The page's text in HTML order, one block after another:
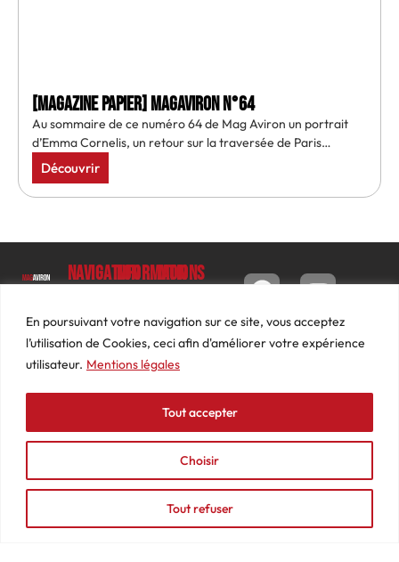
En poursuivant votre navigation sur ce site, vous acceptez
l’utilisation de Cookies, ceci afin d'améliorer votre expérience
utilisateur. Mentions légales
Choisir
Tout refuser
Tout accepter
[MAGAZINE PAPIER] MAGAVIRON N°64
Au sommaire de ce numéro 64 de Mag Aviron un portrait
d’Emma Cornelis, un retour sur la traversée de Paris…
Découvrir
Luc
Barbier
69640
74
87
contact@mediasaviron.fr
Navigation
Le
Magazine
Photos
Actualités
Podcasts
Informations
Conditions
générales
de ventes
Mentions
légales
Mon
Tableau
de bord
Commandes
Adresses
Détails
du
compte